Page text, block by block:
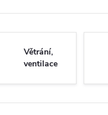
Větrání,
ventilace